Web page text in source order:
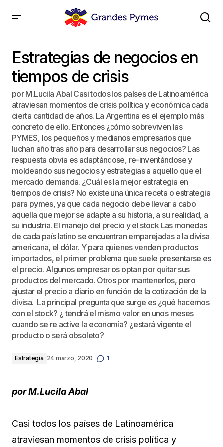
Estrategias de negocios en
tiempos de crisis
por M.Lucila Abal Casi todos los países de Latinoamérica
atraviesan momentos de crisis política y económica cada
cierta cantidad de años. La Argentina es el ejemplo más
concreto de ello. Entonces ¿cómo sobreviven las
PYMES, los pequeños y medianos empresarios que
luchan año tras año para desarrollar sus negocios? Las
respuesta obvia es adaptándose, re-inventándose y
moldeando sus negocios y estrategias a aquello que el
mercado demanda. ¿Cuál es la mejor estrategia en
tiempos de crisis? No existe una única receta o estrategia
para pymes, ya que cada negocio debe llevar a cabo
aquella que mejor se adapte a su historia, a su realidad, a
su industria. El manejo del precio y el stock Las monedas
de cada país latino se encuentran emparejadas a la divisa
americana, el dólar. Y para quienes venden productos
importados, el primer problema que suele presentarse es
el precio. Algunos empresarios optan por quitar sus
productos del mercado. Otros por mantenerlos, pero
ajustar el precio a diario en función de la cotización de la
divisa. La principal pregunta que surge es ¿qué hacemos
con el stock? ¿ tendrá el mismo valor en unos meses
cuando se re active la economía? ¿estará vigente el
producto o será obsoleto?
Estrategia 24 marzo, 2020 1
por M.Lucila Abal
Casi todos los países de Latinoamérica
atraviesan momentos de crisis política y